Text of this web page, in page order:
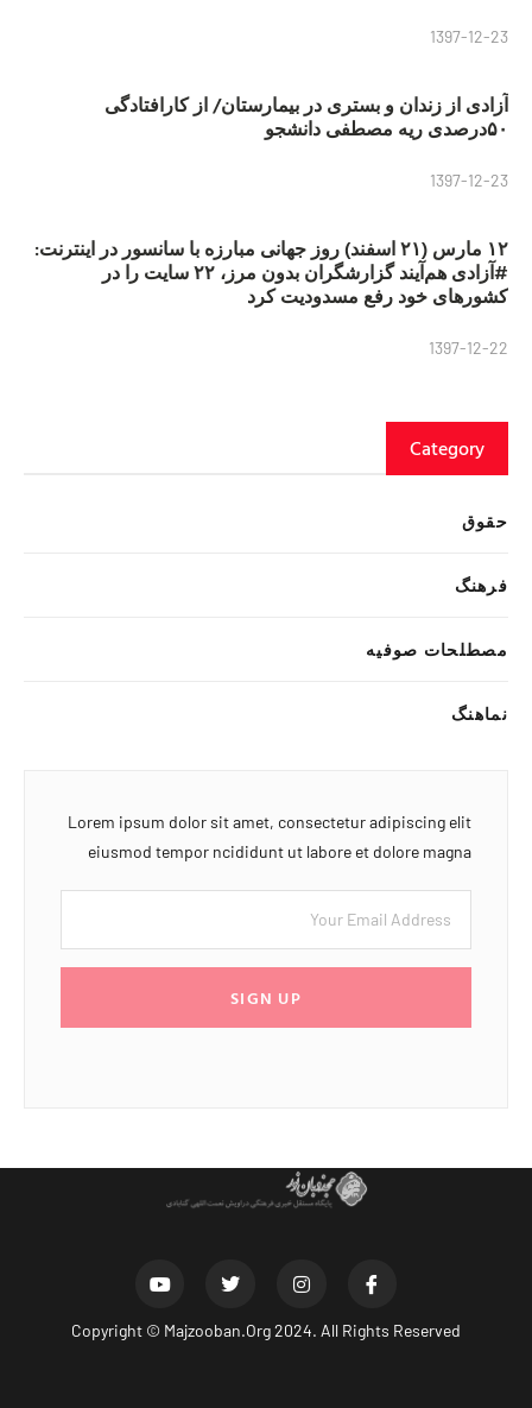
1397-12-23
آزادی از زندان و بستری در بیمارستان/ از کارافتادگی
۵۰درصدی ریه مصطفی دانشجو
1397-12-23
۱۲ مارس (۲۱ اسفند) روز جهانی مبارزه با سانسور در اینترنت:
#آزادی هم‌آیند گزارشگران‌ بدون مرز، ۲۲ سایت را در
کشورهای خود رفع مسدودیت کرد
1397-12-22
Category
حقوق
فرهنگ
مصطلحات صوفیه
نماهنگ
Lorem ipsum dolor sit amet, consectetur adipiscing elit
eiusmod tempor ncididunt ut labore et dolore magna
SIGN UP
Copyright © Majzooban.Org2024. All Rights Reserved